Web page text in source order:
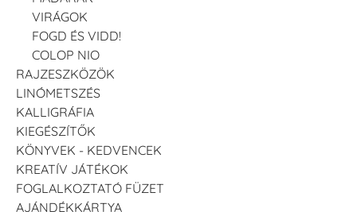
VIRÁGOK
FOGD ÉS VIDD!
COLOP NIO
RAJZESZKÖZÖK
LINÓMETSZÉS
KALLIGRÁFIA
KIEGÉSZÍTŐK
KÖNYVEK - KEDVENCEK
KREATÍV JÁTÉKOK
FOGLALKOZTATÓ FÜZET
AJÁNDÉKKÁRTYA